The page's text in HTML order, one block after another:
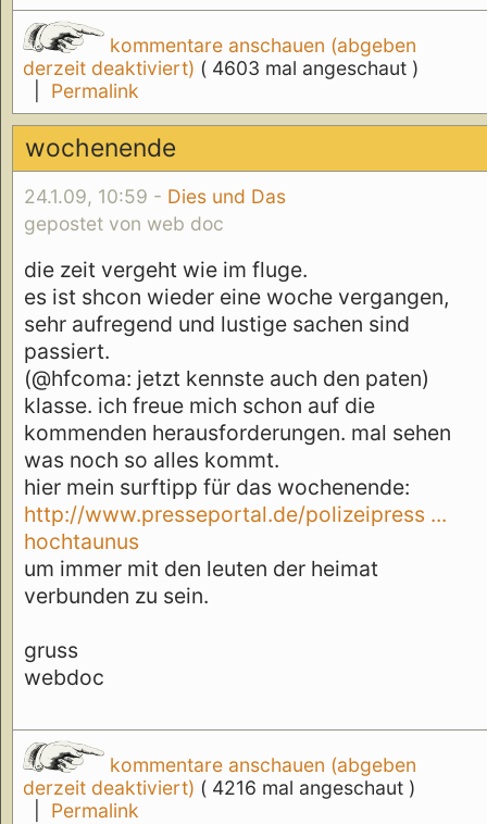
kommentare anschauen (abgeben
derzeit deaktiviert) ( 4603 mal angeschaut )
Permalink
wochenende
24.1.09, 10:59 - Dies und Das
gepostet von web doc
die zeit vergeht wie im fluge.
es ist shcon wieder eine woche vergangen,
sehr aufregend und lustige sachen sind
passiert.
(@hfcoma: jetzt kennste auch den paten)
klasse. ich freue mich schon auf die
kommenden herausforderungen. mal sehen
was noch so alles kommt.
hier mein surftipp für das wochenende:
http://www.presseportal.de/polizeipress ...
hochtaunus
um immer mit den leuten der heimat
verbunden zu sein.
gruss
webdoc
kommentare anschauen (abgeben
derzeit deaktiviert) ( 4216 mal angeschaut )
Permalink